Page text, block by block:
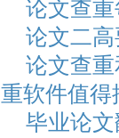
论文查
论文二
论文查
重软件值得
毕业论